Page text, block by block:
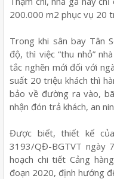
200.000 m2 phục vụ 20
Trong khi sân bay Tân
độ, thì việc “thu nhỏ”
tắc nghẽn mới đối với
suất 20 triệu khách thì
bảo về đường ra vào,
nhận đón trả khách, an
Được biết, thiết kế
3193/QĐ-BGTVT ngày
hoạch chi tiết Cảng
đoạn 2020, định hướng